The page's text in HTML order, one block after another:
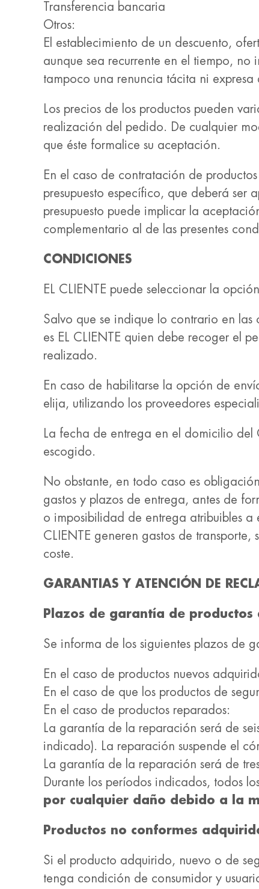
Transferencia bancaria
Otros:
El establecimiento de un descuento,
aunque sea recurrente en el tiempo,
tampoco una renuncia tácita ni expresa
Los precios de los productos pueden
realización del pedido. De cualquier
que éste formalice su aceptación.
En el caso de contratación de
presupuesto específico, que deberá
presupuesto puede implicar la
complementario al de las presentes
CONDICIONES
EL CLIENTE puede seleccionar la
Salvo que se indique lo contrario en las
es EL CLIENTE quien debe recoger el
realizado.
En caso de habilitarse la opción de
elija, utilizando los proveedores
La fecha de entrega en el domicilio
escogido.
No obstante, en todo caso es
gastos y plazos de entrega, antes de
o imposibilidad de entrega atribuibles a
CLIENTE generen gastos de transporte,
coste.
GARANTIAS Y ATENCIÓN DE
Plazos de garantía de
Se informa de los siguientes plazos de
En el caso de productos nuevos
En el caso de que los productos de
En el caso de productos reparados:
La garantía de la reparación será de
indicado). La reparación suspende el
La garantía de la reparación será de
Durante los períodos indicados, todos
por cualquier daño debido a la
Productos no conformes
Si el producto adquirido, nuevo o de
tenga condición de consumidor y